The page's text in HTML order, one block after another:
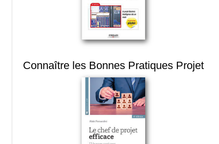
Connaître les Bonnes Pratiques Projet